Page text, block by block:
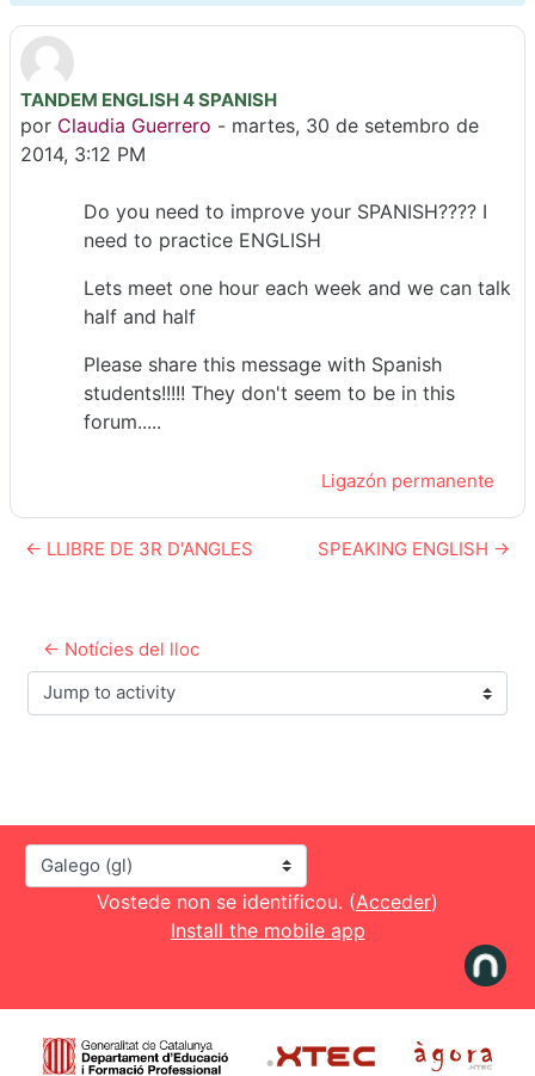
TANDEM ENGLISH 4 SPANISH
por Claudia Guerrero - martes, 30 de setembro de
2014, 3:12 PM
Número de respostas: 0
Do you need to improve your SPANISH???? I
need to practice ENGLISH
Lets meet one hour each week and we can talk
half and half
Please share this message with Spanish
students!!!!! They don't seem to be in this
forum.....
Ligazón permanente
← LLIBRE DE 3R D'ANGLES SPEAKING ENGLISH →
← Notícies del lloc
Jump to activity
Idioma
Vostede non se identificou. (Acceder)
Install the mobile app